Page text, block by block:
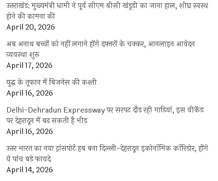
उत्तराखंड: मुख्यमंत्री धामी ने पूर्व सीएम बीसी खंडूड़ी का जाना हाल, शीघ्र स्वस्थ
होने की कामना की
April 20, 2026
अब अनाथ बच्चों को नहीं लगाने होंगे दफ्तरों के चक्कर, आनलाइन आवेदन
व्यवस्था शुरू
April 17, 2026
युद्ध के तूफान में बिजनेस की कश्ती
April 16, 2026
Delhi-Dehradun Expressway पर सरपट दौड़ रही गाड़ियां, इस वीकेंड
पर देहरादून में बढ़ सकती है भीड़
April 16, 2026
उत्तर भारत का नया ट्रांसपोर्ट हब बना दिल्ली-देहरादून इकोनॉमिक कॉरिडोर, होंगे
ये पांच बड़े फायदे
April 14, 2026